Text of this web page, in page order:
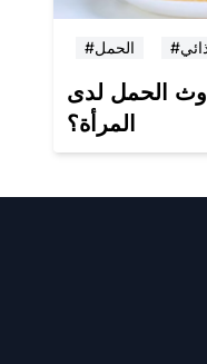
#الحمل
الحمل لدى
المرأة؟